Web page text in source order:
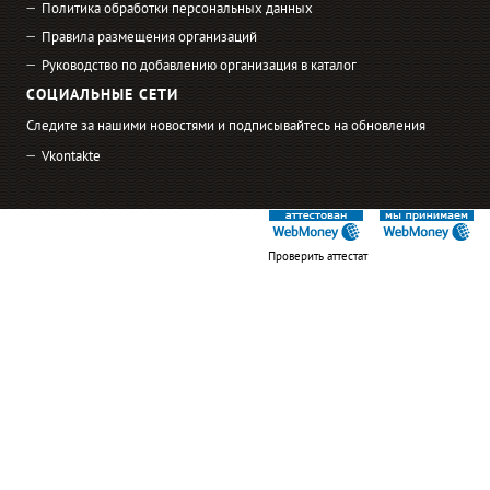
Политика обработки персональных данных
Правила размещения организаций
Руководство по добавлению организация в каталог
СОЦИАЛЬНЫЕ СЕТИ
Следите за нашими новостями и подписывайтесь на обновления
Vkontakte
Проверить аттестат